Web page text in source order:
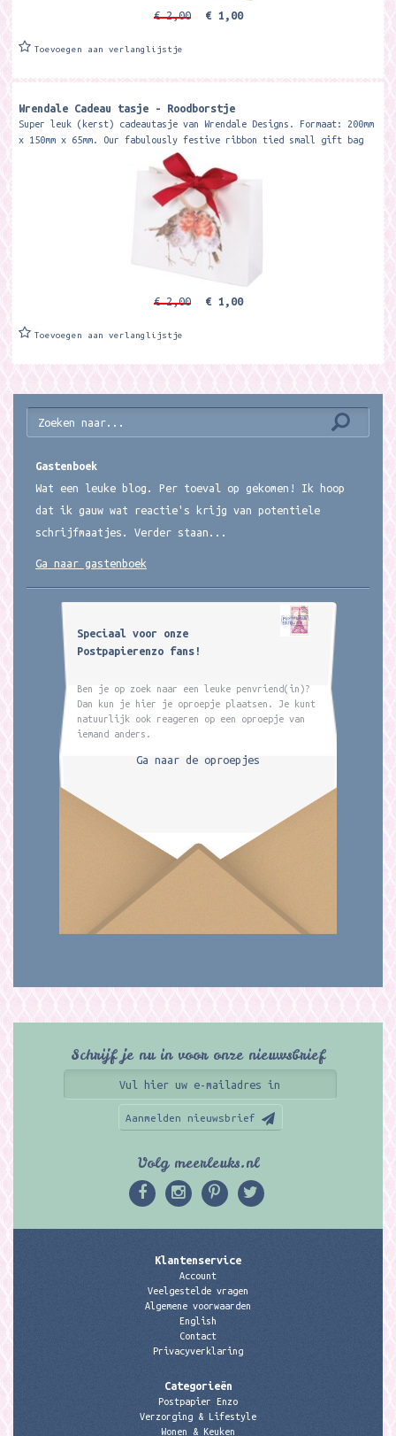
€ 2,00 € 1,00
Toevoegen aan verlanglijstje
Wrendale Cadeau tasje - Roodborstje
Super leuk (kerst) cadeautasje van Wrendale Designs. Formaat: 200mm
x 150mm x 65mm. Our fabulously festive ribbon tied small gift bag
€ 2,00 € 1,00
Toevoegen aan verlanglijstje
Gastenboek
Wat een leuke blog. Per toeval op gekomen! Ik hoop
dat ik gauw wat reactie's krijg van potentiele
schrijfmaatjes. Verder staan...
Ga naar gastenboek
Speciaal voor onze
Postpapierenzo fans!
Ben je op zoek naar een leuke penvriend(in)?
Dan kun je hier je oproepje plaatsen. Je kunt
natuurlijk ook reageren op een oproepje van
iemand anders.
Ga naar de oproepjes
Schrijf je nu in voor onze nieuwsbrief
Aanmelden nieuwsbrief
Volg meerleuks.nl
Klantenservice
Account
Veelgestelde vragen
Algemene voorwaarden
English
Contact
Privacyverklaring
Categorieën
Postpapier Enzo
Verzorging & Lifestyle
Wonen & Keuken